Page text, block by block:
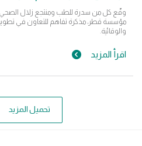
وقّع كل من سدرة للطب ومنتجع زلال
مؤسسة قطر، مذكرة تفاهم للتعاون في تطوير
والوقائية.
اقرأ المزيد
تحميل المزيد